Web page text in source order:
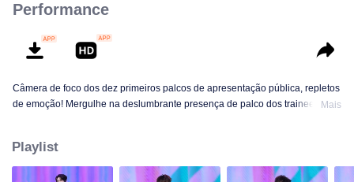
Performance
Câmera de foco dos dez primeiros palcos de apresentação pública, repletos
de emoção! Mergulhe na deslumbrante presença de palco dos trainees! OK,
Mais
Playlist